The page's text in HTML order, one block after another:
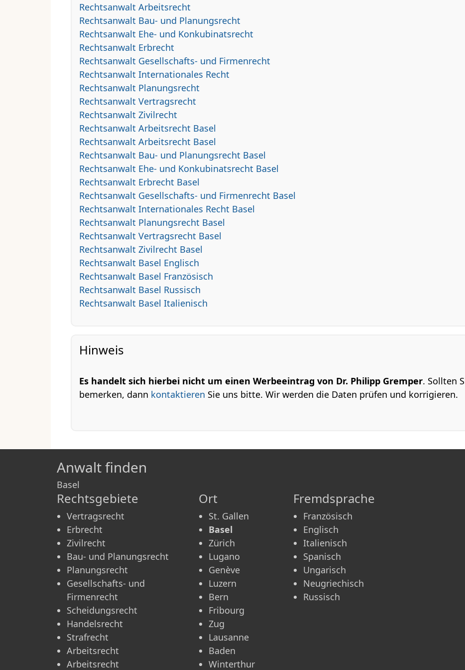
Rechtsanwalt Arbeitsrecht
Rechtsanwalt Bau- und Planungsrecht
Rechtsanwalt Ehe- und Konkubinatsrecht
Rechtsanwalt Erbrecht
Rechtsanwalt Gesellschafts- und Firmenrecht
Rechtsanwalt Internationales Recht
Rechtsanwalt Planungsrecht
Rechtsanwalt Vertragsrecht
Rechtsanwalt Zivilrecht
Rechtsanwalt Arbeitsrecht Basel
Rechtsanwalt Arbeitsrecht Basel
Rechtsanwalt Bau- und Planungsrecht Basel
Rechtsanwalt Ehe- und Konkubinatsrecht Basel
Rechtsanwalt Erbrecht Basel
Rechtsanwalt Gesellschafts- und Firmenrecht Basel
Rechtsanwalt Internationales Recht Basel
Rechtsanwalt Planungsrecht Basel
Rechtsanwalt Vertragsrecht Basel
Rechtsanwalt Zivilrecht Basel
Rechtsanwalt Basel Englisch
Rechtsanwalt Basel Französisch
Rechtsanwalt Basel Russisch
Rechtsanwalt Basel Italienisch
Hinweis
Es handelt sich hierbei nicht um einen Werbeeintrag von Dr. Philipp Gremper. Sollten
bemerken, dann kontaktieren Sie uns bitte. Wir werden die Daten prüfen und korrigieren.
Anwalt finden
Basel
Rechtsgebiete
Vertragsrecht
Erbrecht
Zivilrecht
Bau- und Planungsrecht
Planungsrecht
Gesellschafts- und
Firmenrecht
Scheidungsrecht
Handelsrecht
Strafrecht
Arbeitsrecht
Arbeitsrecht
Ort
St. Gallen
Basel
Zürich
Lugano
Genève
Luzern
Bern
Fribourg
Zug
Lausanne
Baden
Winterthur
Fremdsprache
Französisch
Englisch
Italienisch
Spanisch
Ungarisch
Neugriechisch
Russisch